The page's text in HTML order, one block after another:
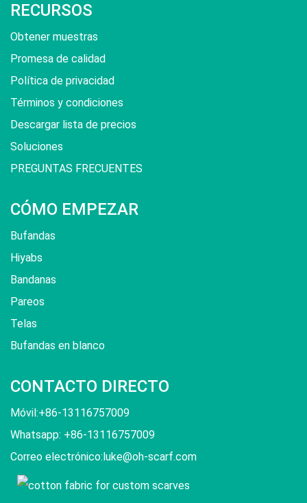
RECURSOS
Obtener muestras
Promesa de calidad
Política de privacidad
Términos y condiciones
Descargar lista de precios
Soluciones
PREGUNTAS FRECUENTES
CÓMO EMPEZAR
Bufandas
Hiyabs
Bandanas
Pareos
Telas
Bufandas en blanco
CONTACTO DIRECTO
Móvil:+86-13116757009
Whatsapp: +86-13116757009
Correo electrónico:luke@oh-scarf.com